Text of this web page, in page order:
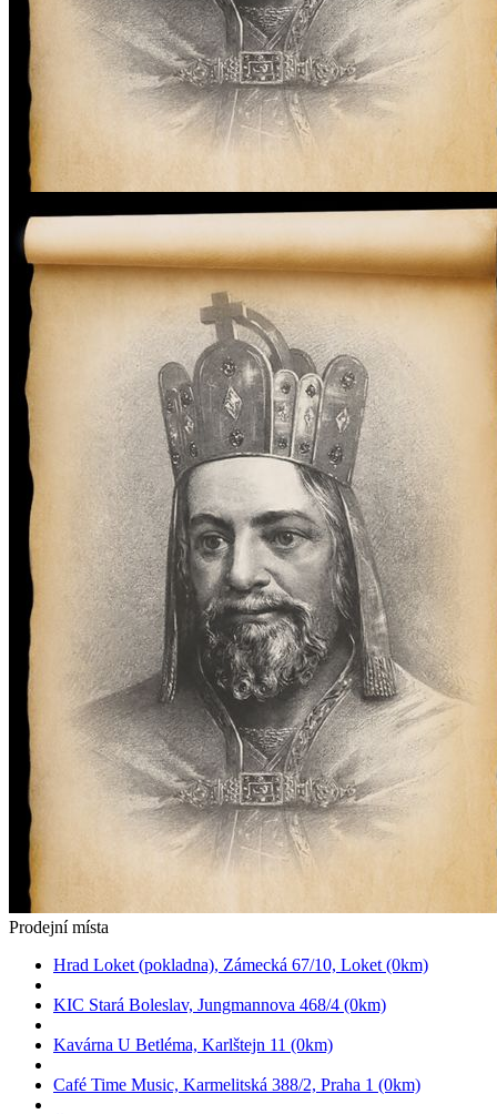
Prodejní místa
Hrad Loket (pokladna), Zámecká 67/10, Loket (0km)
KIC Stará Boleslav, Jungmannova 468/4 (0km)
Kavárna U Betléma, Karlštejn 11 (0km)
Café Time Music, Karmelitská 388/2, Praha 1 (0km)